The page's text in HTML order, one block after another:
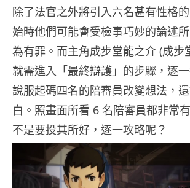
除了法官之外將引入六名甚有性格
始時他們可能會受檢事巧妙的論述
為有罪。而主角成步堂龍之介 (成步
就需進入「最終辯護」的步驟，逐
說服起碼四名的陪審員改變想法，
白。照畫面所看 6 名陪審員都非常
不是要投其所好，逐一攻略呢？